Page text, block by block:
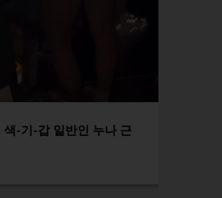
색-기-갑 일반인 누나 근